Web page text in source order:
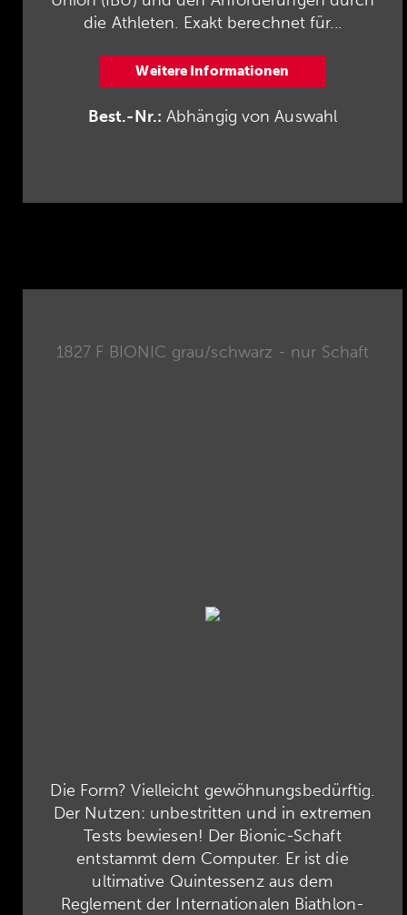
die Athleten. Exakt berechnet für...
Weitere Informationen
Best.-Nr.: Abhängig von Auswahl
1827 F BIONIC grau/schwarz - nur Schaft
Die Form? Vielleicht gewöhnungsbedürftig.
Der Nutzen: unbestritten und in extremen
Tests bewiesen! Der Bionic-Schaft
entstammt dem Computer. Er ist die
ultimative Quintessenz aus dem
Reglement der Internationalen Biathlon-